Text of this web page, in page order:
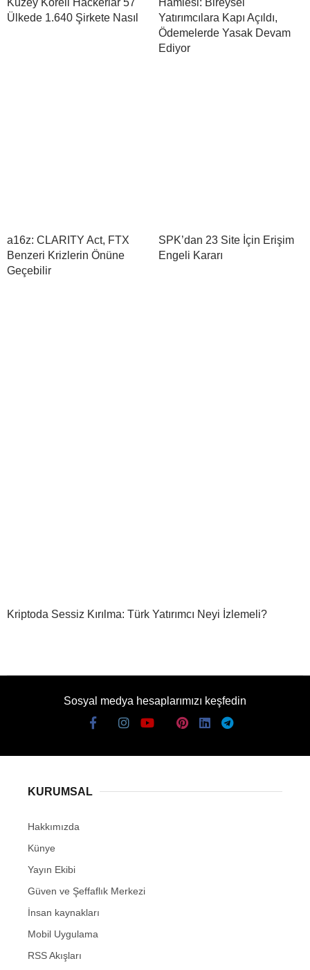
Ülkede 1.640 Şirkete Nasıl
Yatırımcılara Kapı Açıldı,
Ödemelerde Yasak Devam
Ediyor
a16z: CLARITY Act, FTX
Benzeri Krizlerin Önüne
Geçebilir
SPK’dan 23 Site İçin Erişim
Engeli Kararı
Kriptoda Sessiz Kırılma: Türk Yatırımcı Neyi İzlemeli?
Sosyal medya hesaplarımızı keşfedin
KURUMSAL
Hakkımızda
Künye
Yayın Ekibi
Güven ve Şeffaflık Merkezi
İnsan kaynakları
Mobil Uygulama
RSS Akışları